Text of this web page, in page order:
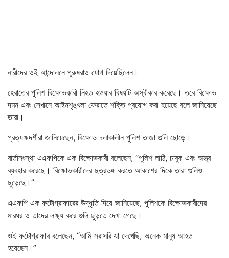
নারীদের ওই আন্দোলনে পুরুষরাও যোগ দিয়েছিলেন।
হেরাতের পুলিশ বিক্ষোভকারী নিহত হওয়ার বিষয়টি অস্বীকার করেছে। তবে বিক্ষোভ
দমন এবং সেখানে আইনশৃঙ্খলা ফেরাতে শক্তি প্রয়োগ করা হয়েছে বলে জানিয়েছে
তারা।
প্রত্যক্ষদর্শীরা জানিয়েছেন, বিক্ষোভ চলাকালীন পুলিশ তাজা গুলি ছোড়ে।
বার্তাসংস্থা এএফপিকে এক বিক্ষোভকারী বলেছেন, “পুলিশ লাঠি, চাবুক এবং অস্ত্র
ব্যবহার করেছে। বিক্ষোভকারীদের ছত্রভঙ্গ করতে আকাশের দিকে তারা গুলিও
ছুড়েছে।”
এএফপি এক ফটোগ্রাফারের উদ্ধৃতি দিয়ে জানিয়েছে, পুলিশকে বিক্ষোভকারীদের
মারধর ও তাদের লক্ষ্য করে গুলি ছুড়তে দেখা গেছে।
ওই ফটোগ্রাফার বলেছেন, “আমি সরাসরি যা দেখেছি, অনেক মানুষ আহত
হয়েছেন।”